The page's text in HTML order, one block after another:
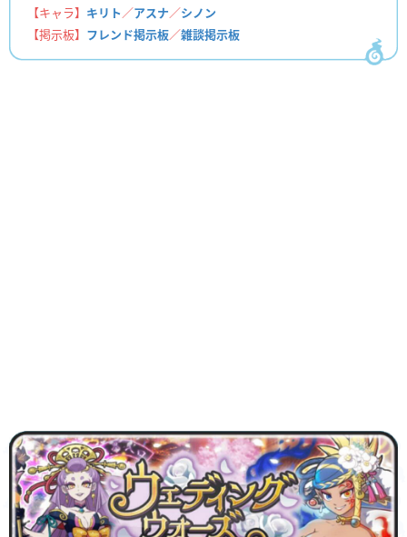
【キャラ】 キリト／アスナ／シノン
【掲示板】 フレンド掲示板／雑談掲示板